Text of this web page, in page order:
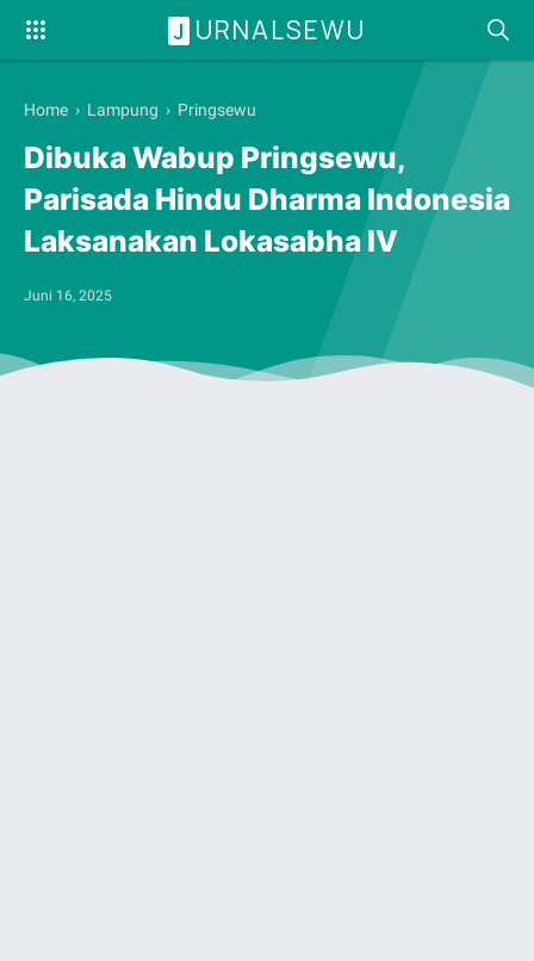
J URNALSEWU
Home › Lampung › Pringsewu
Dibuka Wabup Pringsewu,
Parisada Hindu Dharma Indonesia
Laksanakan Lokasabha IV
Juni 16, 2025